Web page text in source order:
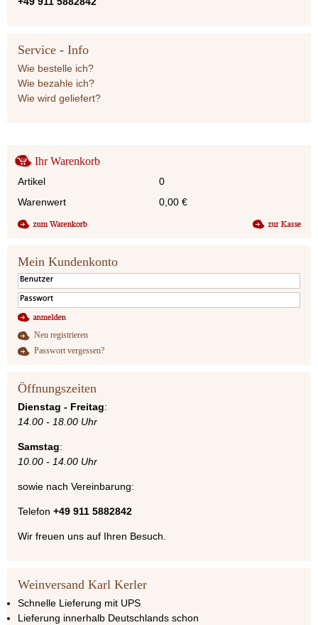
Service - Info
Wie bestelle ich?
Wie bezahle ich?
Wie wird geliefert?
Ihr Warenkorb
Artikel
0
Warenwert
0,00 €
Mein Kundenkonto
Neu registrieren
Passwort vergessen?
Öffnungszeiten
Dienstag - Freitag:
14.00 - 18.00 Uhr
Samstag:
10.00 - 14.00 Uhr
sowie nach Vereinbarung:
Telefon +49 911 5882842
Wir freuen uns auf Ihren Besuch.
Weinversand Karl Kerler
Schnelle Lieferung mit UPS
Lieferung innerhalb Deutschlands schon